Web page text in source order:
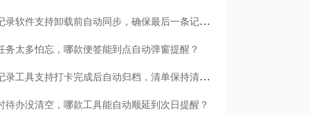
哪款记录软件支持卸载前自动同步，确保最后一条记录不丢失？
务太多怕忘，哪款便签能到点自动弹窗提醒？
哪款记录工具支持打卡完成后自动归档，清单保持清爽？
待办没清空，哪款工具能自动顺延到次日提醒？